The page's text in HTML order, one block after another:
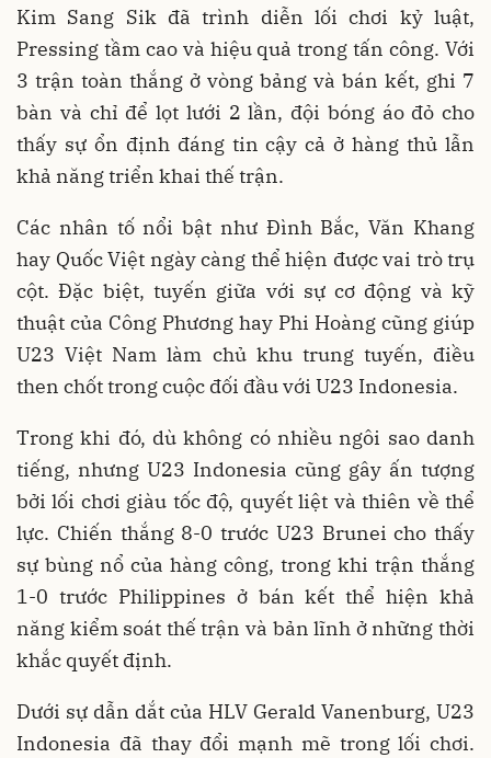
Kim Sang Sik đã trình diễn lối chơi kỷ luật,
Pressing tầm cao và hiệu quả trong tấn công. Với
3 trận toàn thắng ở vòng bảng và bán kết, ghi 7
bàn và chỉ để lọt lưới 2 lần, đội bóng áo đỏ cho
thấy sự ổn định đáng tin cậy cả ở hàng thủ lẫn
khả năng triển khai thế trận.
Các nhân tố nổi bật như Đình Bắc, Văn Khang
hay Quốc Việt ngày càng thể hiện được vai trò trụ
cột. Đặc biệt, tuyến giữa với sự cơ động và kỹ
thuật của Công Phương hay Phi Hoàng cũng giúp
U23 Việt Nam làm chủ khu trung tuyến, điều
then chốt trong cuộc đối đầu với U23 Indonesia.
Trong khi đó, dù không có nhiều ngôi sao danh
tiếng, nhưng U23 Indonesia cũng gây ấn tượng
bởi lối chơi giàu tốc độ, quyết liệt và thiên về thể
lực. Chiến thắng 8-0 trước U23 Brunei cho thấy
sự bùng nổ của hàng công, trong khi trận thắng
1-0 trước Philippines ở bán kết thể hiện khả
năng kiểm soát thế trận và bản lĩnh ở những thời
khắc quyết định.
Dưới sự dẫn dắt của HLV Gerald Vanenburg, U23
Indonesia đã thay đổi mạnh mẽ trong lối chơi.